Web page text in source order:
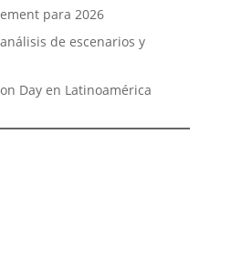
para 2026
de escenarios y
Day en Latinoamérica